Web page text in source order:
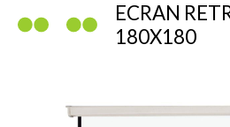
ECRAN
180X180